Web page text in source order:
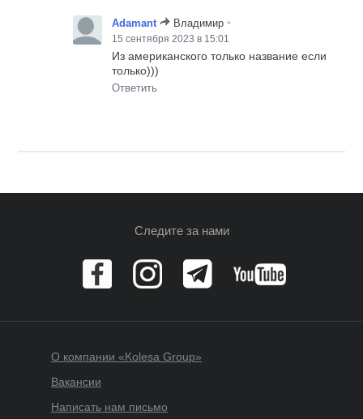
Adamant Владимир •
15 сентября 2023 в 15:01
Из американского только название если
только)))
Ответить
Следите за нами
О компании «Kolesa Group»
Вакансии
Написать нам письмо